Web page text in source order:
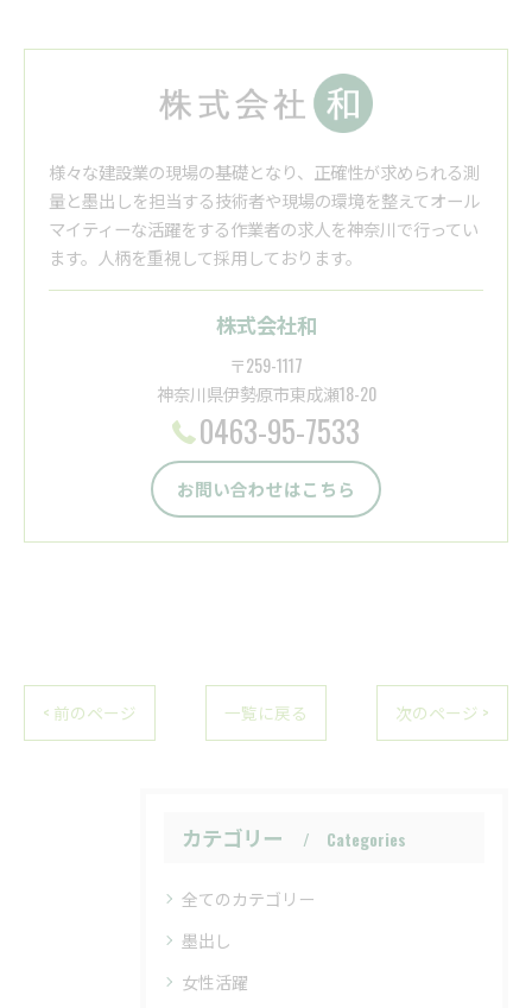
様々な建設業の現場の基礎となり、正確性が求められる測
量と墨出しを担当する技術者や現場の環境を整えてオール
マイティーな活躍をする作業者の求人を神奈川で行ってい
ます。人柄を重視して採用しております。
株式会社和
〒259-1117
神奈川県伊勢原市東成瀬18-20
0463-95-7533
お問い合わせはこちら
< 前のページ 一覧に戻る 次のページ >
カテゴリー Categories
全てのカテゴリー
墨出し
女性活躍